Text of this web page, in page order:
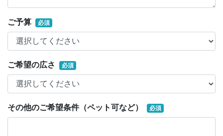
ご予算 必須
ご希望の広さ 必須
その他のご希望条件（ペット可など） 必須